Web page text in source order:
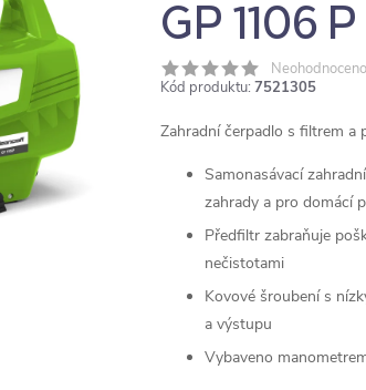
GP 1106 P
Neohodnoceno
Kód produktu: 7521305
Zahradní čerpadlo s filtrem a
Samonasávací
zahrady a pro domácí
Předfiltr zabraňuje
nečistotami
Kovové šroubení s
a výstupu
Vybaveno